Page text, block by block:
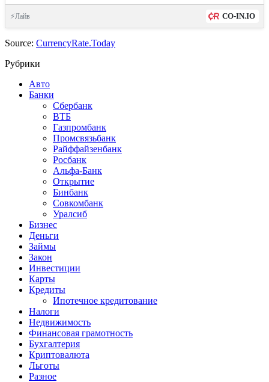
⚡Лайв CO-IN.IO
Source: CurrencyRate.Today
Рубрики
Авто
Банки
Сбербанк
ВТБ
Газпромбанк
Промсвязьбанк
Райффайзенбанк
Росбанк
Альфа-Банк
Открытие
Бинбанк
Совкомбанк
Уралсиб
Бизнес
Деньги
Займы
Закон
Инвестиции
Карты
Кредиты
Ипотечное кредитование
Налоги
Недвижимость
Финансовая грамотность
Бухгалтерия
Криптовалюта
Льготы
Разное